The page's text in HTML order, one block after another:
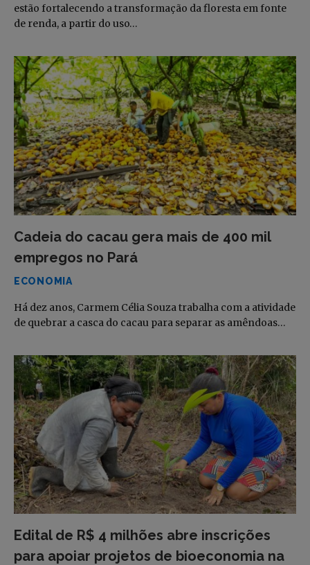
estão fortalecendo a transformação da floresta em fonte
de renda, a partir do uso…
Cadeia do cacau gera mais de 400 mil
empregos no Pará
ECONOMIA
Há dez anos, Carmem Célia Souza trabalha com a atividade
de quebrar a casca do cacau para separar as amêndoas…
Edital de R$ 4 milhões abre inscrições
para apoiar projetos de bioeconomia na